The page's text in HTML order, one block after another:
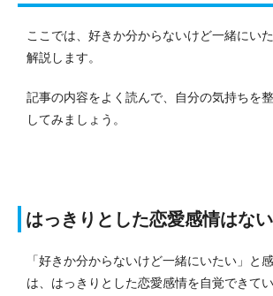
ここでは、好きか分からないけど一緒にい
解説します。
記事の内容をよく読んで、自分の気持ちを
してみましょう。
はっきりとした恋愛感情はない
「好きか分からないけど一緒にいたい」と
は、はっきりとした恋愛感情を自覚できて